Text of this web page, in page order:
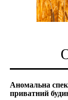
Аномальна
приватний